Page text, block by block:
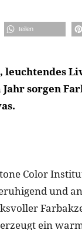
teilen
sorgen
Color
und
ein